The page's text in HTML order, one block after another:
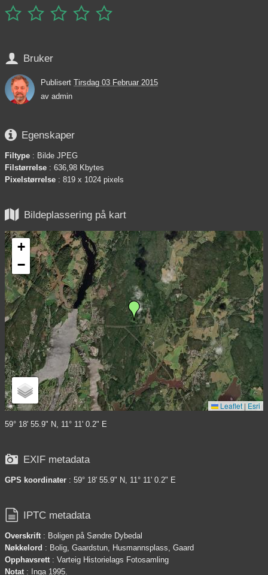
    
 Bruker
Publisert Tirsdag 03 Februar 2015
av admin
 Egenskaper
Filtype : Bilde JPEG
Filstørrelse : 636,98 Kbytes
Pixelstørrelse : 819 x 1024 pixels
 Bildeplassering på kart
+
−
Leaflet | Esri
59° 18' 55.9" N, 11° 11' 0.2" E
 EXIF metadata
GPS koordinater : 59° 18' 55.9" N, 11° 11' 0.2" E
 IPTC metadata
Overskrift: Boligen på Søndre Dybedal
Nøkkelord : Bolig, Gaardstun, Husmannsplass, Gaard
Opphavsrett: Varteig Historielags Fotosamling
Notat: Inga 1995.